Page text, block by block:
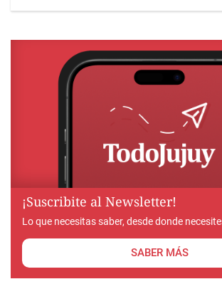
¡Suscribite al Newsletter!
Lo que necesitas saber, desde donde
SABER MÁS